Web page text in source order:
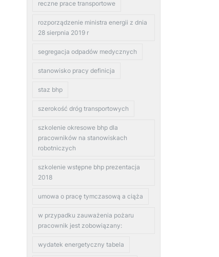
reczne prace transportowe
rozporządzenie ministra energii z dnia
28 sierpnia 2019 r
segregacja odpadów medycznych
stanowisko pracy definicja
staz bhp
szerokość dróg transportowych
szkolenie okresowe bhp dla
pracowników na stanowiskach
robotniczych
szkolenie wstępne bhp prezentacja
2018
umowa o pracę tymczasową a ciąża
w przypadku zauważenia pożaru
pracownik jest zobowiązany:
wydatek energetyczny tabela